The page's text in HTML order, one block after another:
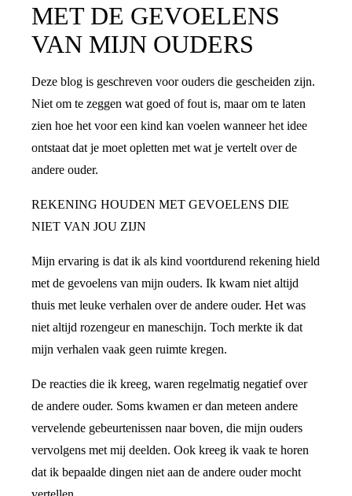
MET DE GEVOELENS
VAN MIJN OUDERS
Deze blog is geschreven voor ouders die gescheiden zijn.
Niet om te zeggen wat goed of fout is, maar om te laten
zien hoe het voor een kind kan voelen wanneer het idee
ontstaat dat je moet opletten met wat je vertelt over de
andere ouder.
REKENING HOUDEN MET GEVOELENS DIE
NIET VAN JOU ZIJN
Mijn ervaring is dat ik als kind voortdurend rekening hield
met de gevoelens van mijn ouders. Ik kwam niet altijd
thuis met leuke verhalen over de andere ouder. Het was
niet altijd rozengeur en maneschijn. Toch merkte ik dat
mijn verhalen vaak geen ruimte kregen.
De reacties die ik kreeg, waren regelmatig negatief over
de andere ouder. Soms kwamen er dan meteen andere
vervelende gebeurtenissen naar boven, die mijn ouders
vervolgens met mij deelden. Ook kreeg ik vaak te horen
dat ik bepaalde dingen niet aan de andere ouder mocht